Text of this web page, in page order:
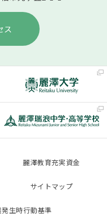
ス
麗澤教育充実資金
サイトマップ
生時行動基準